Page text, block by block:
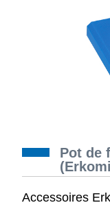
Pot de
Accessoires